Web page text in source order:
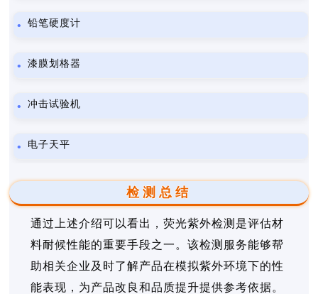
铅笔硬度计
漆膜划格器
冲击试验机
电子天平
检测总结
通过上述介绍可以看出，荧光紫外检测是评估材
料耐候性能的重要手段之一。该检测服务能够帮
助相关企业及时了解产品在模拟紫外环境下的性
能表现，为产品改良和品质提升提供参考依据。